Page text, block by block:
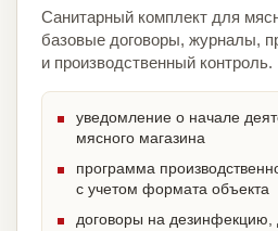
Санитарный комплект для
базовые договоры, журналы,
и производственный контроль.
уведомление о начале
мясного магазина
программа
с учетом формата объекта
договоры на дезинфекцию,